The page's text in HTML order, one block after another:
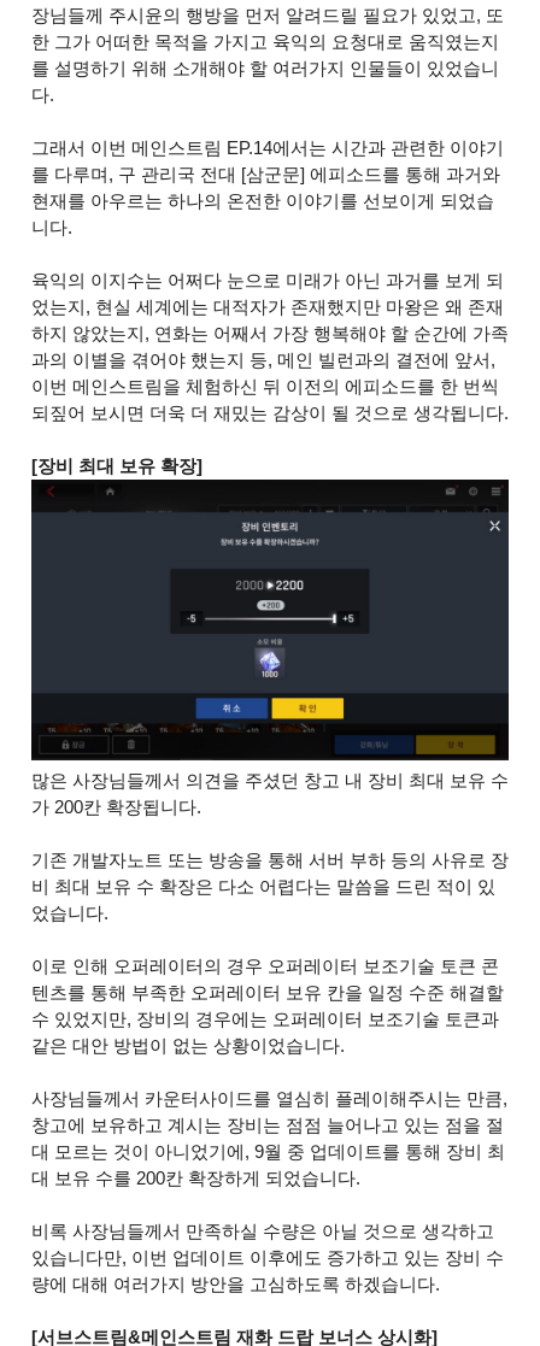
장님들께 주시윤의 행방을 먼저 알려드릴 필요가 있었고, 또
한 그가 어떠한 목적을 가지고 육익의 요청대로 움직였는지
를 설명하기 위해 소개해야 할 여러가지 인물들이 있었습니
다.
그래서 이번 메인스트림 EP.14에서는 시간과 관련한 이야기
를 다루며, 구 관리국 전대 [삼군문] 에피소드를 통해 과거와
현재를 아우르는 하나의 온전한 이야기를 선보이게 되었습
니다.
육익의 이지수는 어쩌다 눈으로 미래가 아닌 과거를 보게 되
었는지, 현실 세계에는 대적자가 존재했지만 마왕은 왜 존재
하지 않았는지, 연화는 어째서 가장 행복해야 할 순간에 가족
과의 이별을 겪어야 했는지 등, 메인 빌런과의 결전에 앞서,
이번 메인스트림을 체험하신 뒤 이전의 에피소드를 한 번씩
되짚어 보시면 더욱 더 재밌는 감상이 될 것으로 생각됩니다.
[장비 최대 보유 확장]
많은 사장님들께서 의견을 주셨던 창고 내 장비 최대 보유 수
가 200칸 확장됩니다.
기존 개발자노트 또는 방송을 통해 서버 부하 등의 사유로 장
비 최대 보유 수 확장은 다소 어렵다는 말씀을 드린 적이 있
었습니다.
이로 인해 오퍼레이터의 경우 오퍼레이터 보조기술 토큰 콘
텐츠를 통해 부족한 오퍼레이터 보유 칸을 일정 수준 해결할
수 있었지만, 장비의 경우에는 오퍼레이터 보조기술 토큰과
같은 대안 방법이 없는 상황이었습니다.
사장님들께서 카운터사이드를 열심히 플레이해주시는 만큼,
창고에 보유하고 계시는 장비는 점점 늘어나고 있는 점을 절
대 모르는 것이 아니었기에, 9월 중 업데이트를 통해 장비 최
대 보유 수를 200칸 확장하게 되었습니다.
비록 사장님들께서 만족하실 수량은 아닐 것으로 생각하고
있습니다만, 이번 업데이트 이후에도 증가하고 있는 장비 수
량에 대해 여러가지 방안을 고심하도록 하겠습니다.
[서브스트림&메인스트림 재화 드랍 보너스 상시화]